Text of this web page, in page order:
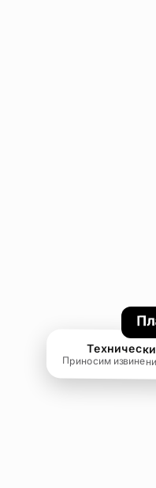
Приносим